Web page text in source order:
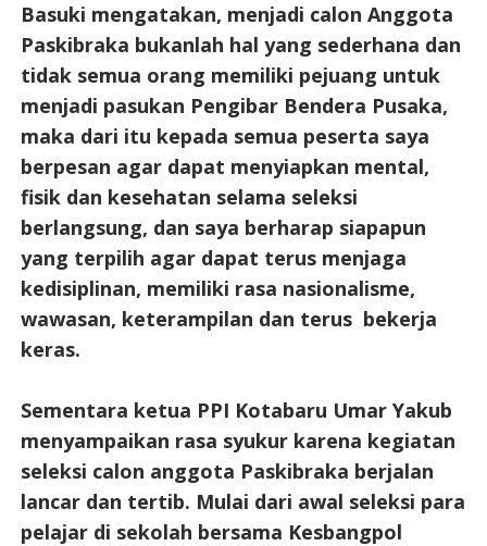
Basuki mengatakan, menjadi calon Anggota
Paskibraka bukanlah hal yang sederhana dan
tidak semua orang memiliki pejuang untuk
menjadi pasukan Pengibar Bendera Pusaka,
maka dari itu kepada semua peserta saya
berpesan agar dapat menyiapkan mental,
fisik dan kesehatan selama seleksi
berlangsung, dan saya berharap siapapun
yang terpilih agar dapat terus menjaga
kedisiplinan, memiliki rasa nasionalisme,
wawasan, keterampilan dan terus bekerja
keras.
Sementara ketua PPI Kotabaru Umar Yakub
menyampaikan rasa syukur karena kegiatan
seleksi calon anggota Paskibraka berjalan
lancar dan tertib. Mulai dari awal seleksi para
pelajar di sekolah bersama Kesbangpol